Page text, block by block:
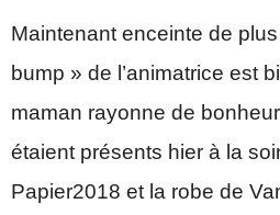
Maintenant enceinte de
bump » de l’animatrice est
maman rayonne de
étaient présents hier à la
Papier2018 et la robe de